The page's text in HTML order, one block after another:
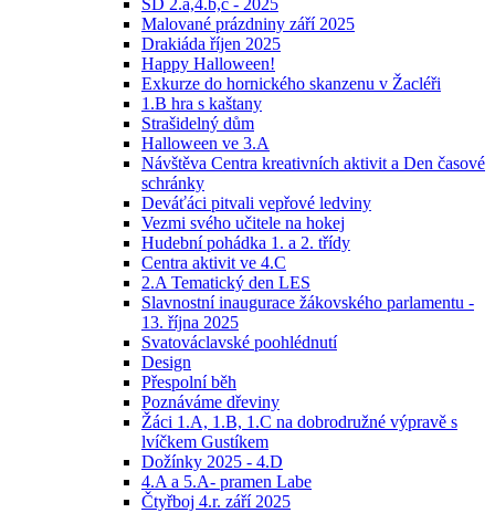
Malované prázdniny září 2025
Drakiáda říjen 2025
Happy Halloween!
Exkurze do hornického skanzenu v Žacléři
1.B hra s kaštany
Strašidelný dům
Halloween ve 3.A
Návštěva Centra kreativních aktivit a Den časové
schránky
Deváťáci pitvali vepřové ledviny
Vezmi svého učitele na hokej
Hudební pohádka 1. a 2. třídy
Centra aktivit ve 4.C
2.A Tematický den LES
Slavnostní inaugurace žákovského parlamentu -
13. října 2025
Svatováclavské poohlédnutí
Design
Přespolní běh
Poznáváme dřeviny
Žáci 1.A, 1.B, 1.C na dobrodružné výpravě s
lvíčkem Gustíkem
Dožínky 2025 - 4.D
4.A a 5.A- pramen Labe
Čtyřboj 4.r. září 2025